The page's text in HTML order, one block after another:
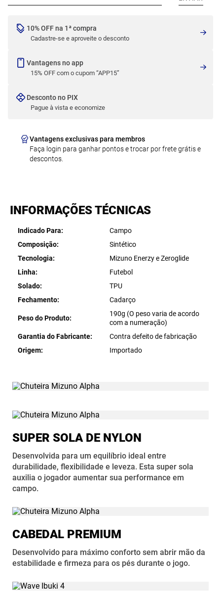
10% OFF na 1ª compra
Cadastre-se e aproveite o desconto
Vantagens no app
15% OFF com o cupom “APP15”
Desconto no PIX
Pague à vista e economize
Vantagens exclusivas para membros
Faça login para ganhar pontos e trocar por frete grátis e
descontos.
INFORMAÇÕES TÉCNICAS
Indicado Para
Campo
Composição
Sintético
Tecnologia
Mizuno Enerzy e Zeroglide
Linha
Futebol
Solado
TPU
Fechamento
Cadarço
Peso do Produto
190g (O peso varia de acordo
com a numeração)
Garantia do Fabricante
Contra defeito de fabricação
Origem
Importado
SUPER SOLA DE NYLON
Desenvolvida para um equilíbrio ideal entre
durabilidade, flexibilidade e leveza. Esta super sola
auxilia o jogador aumentar sua performance em
campo.
CABEDAL PREMIUM
Desenvolvido para máximo conforto sem abrir mão da
estabilidade e firmeza para os pés durante o jogo.